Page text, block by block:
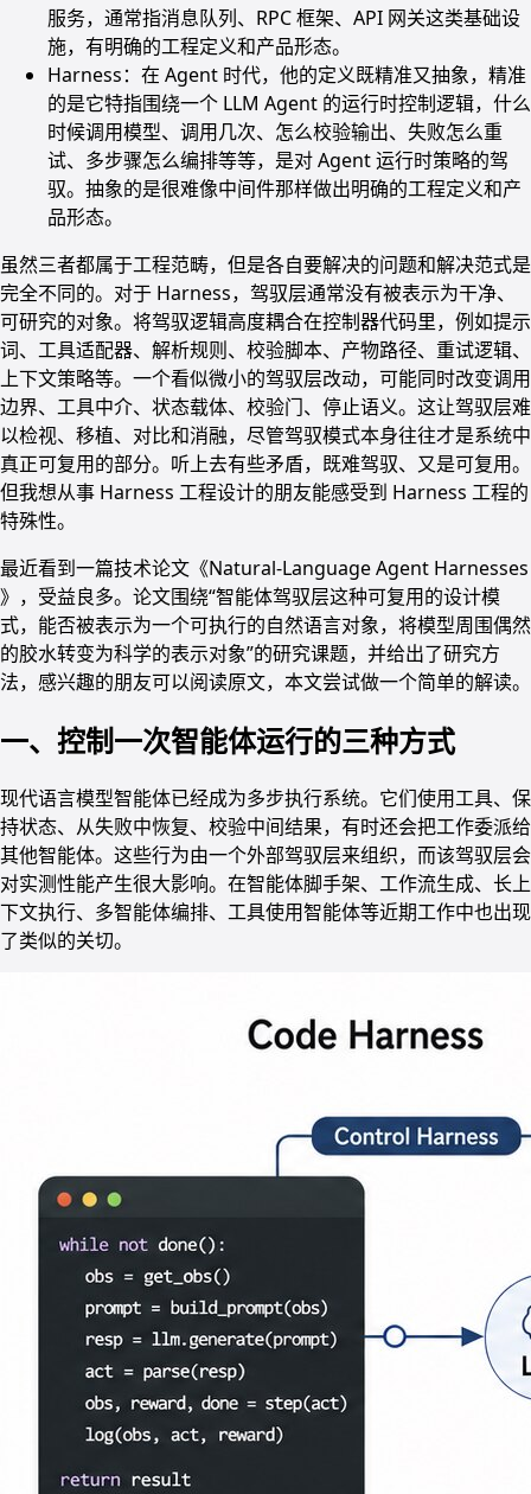
服务，通常指消息队列、RPC 框架、API 网关这类基础设
施，有明确的工程定义和产品形态。
Harness：在 Agent 时代，他的定义既精准又抽象，精准
的是它特指围绕一个 LLM Agent 的运行时控制逻辑，什么
时候调用模型、调用几次、怎么校验输出、失败怎么重
试、多步骤怎么编排等等，是对 Agent 运行时策略的驾
驭。抽象的是很难像中间件那样做出明确的工程定义和产
品形态。
虽然三者都属于工程范畴，但是各自要解决的问题和解决范式是
完全不同的。对于 Harness，驾驭层通常没有被表示为干净、
可研究的对象。将驾驭逻辑高度耦合在控制器代码里，例如提示
词、工具适配器、解析规则、校验脚本、产物路径、重试逻辑、
上下文策略等。一个看似微小的驾驭层改动，可能同时改变调用
边界、工具中介、状态载体、校验门、停止语义。这让驾驭层难
以检视、移植、对比和消融，尽管驾驭模式本身往往才是系统中
真正可复用的部分。听上去有些矛盾，既难驾驭、又是可复用。
但我想从事 Harness 工程设计的朋友能感受到 Harness 工程的
特殊性。
最近看到一篇技术论文《Natural-Language Agent Harnesses
》，受益良多。论文围绕“智能体驾驭层这种可复用的设计模
式，能否被表示为一个可执行的自然语言对象，将模型周围偶然
的胶水转变为科学的表示对象”的研究课题，并给出了研究方
法，感兴趣的朋友可以阅读原文，本文尝试做一个简单的解读。
一、控制一次智能体运行的三种方式
现代语言模型智能体已经成为多步执行系统。它们使用工具、保
持状态、从失败中恢复、校验中间结果，有时还会把工作委派给
其他智能体。这些行为由一个外部驾驭层来组织，而该驾驭层会
对实测性能产生很大影响。在智能体脚手架、工作流生成、长上
下文执行、多智能体编排、工具使用智能体等近期工作中也出现
了类似的关切。